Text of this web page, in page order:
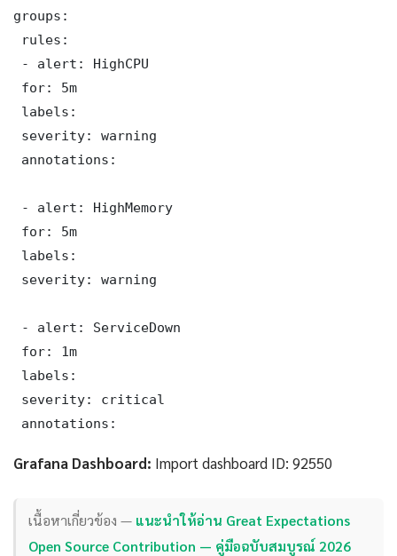
groups:
rules:
- alert: HighCPU
for: 5m
labels:
severity: warning
annotations:
- alert: HighMemory
for: 5m
labels:
severity: warning
- alert: ServiceDown
for: 1m
labels:
severity: critical
annotations:
Grafana Dashboard: Import dashboard ID: 92550
เนื้อหาเกี่ยวข้อง — แนะนำให้อ่าน Great Expectations
Open Source Contribution — คู่มือฉบับสมบูรณ์ 2026